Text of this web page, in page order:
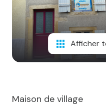
alerte
e-
mail
notre
contact
Afficher
Maison de village